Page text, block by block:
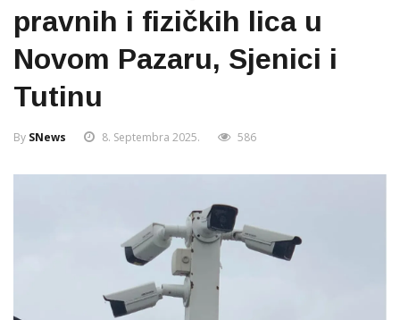
pravnih i fizičkih lica u
Novom Pazaru, Sjenici i
Tutinu
By SNews 8. Septembra 2025. 586